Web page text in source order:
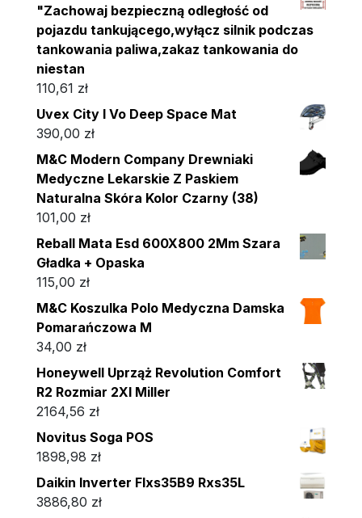
"Zachowaj bezpieczną odległość od
pojazdu tankującego,wyłącz silnik podczas
tankowania paliwa,zakaz tankowania do
niestan
110,61 zł
Uvex City I Vo Deep Space Mat
390,00 zł
M&C Modern Company Drewniaki
Medyczne Lekarskie Z Paskiem
Naturalna Skóra Kolor Czarny (38)
101,00 zł
Reball Mata Esd 600X800 2Mm Szara
Gładka + Opaska
115,00 zł
M&C Koszulka Polo Medyczna Damska
Pomarańczowa M
34,00 zł
Honeywell Uprząż Revolution Comfort
R2 Rozmiar 2Xl Miller
2164,56 zł
Novitus Soga POS
1898,98 zł
Daikin Inverter Flxs35B9 Rxs35L
3886,80 zł